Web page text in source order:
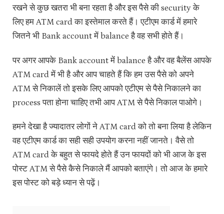
रखने से कुछ खतरा भी बना रहता है और इस पैसे की security के
लिए हम ATM card का इस्तेमाल करते हैं। एटीएम कार्ड में हमारे
जितने भी Bank account में balance है वह सभी होते हैं।
पर अगर आपके Bank account में balance है और वह बैलेंस आपके
ATM card में भी है और आप चाहते हैं कि हम उस पैसे को अपने
ATM से निकालें तो इसके लिए आपको एटीएम से पैसे निकालने का
process पता होना चाहिए तभी आप ATM से पैसे निकाल पाओगे।
हमने देखा है ज्यादातर लोगों ने ATM card को तो बना लिया है लेकिन
वह एटीएम कार्ड का सही सही उपयोग करना नहीं जानते। वैसे तो
ATM card के बहुत से फायदे होते हैं उन फायदों को भी आज के इस
पोस्ट ATM से पैसे कैसे निकाले मैं आपको बताएंगे। तो आज के हमारे
इस पोस्ट को बड़े ध्यान से पढ़ें।